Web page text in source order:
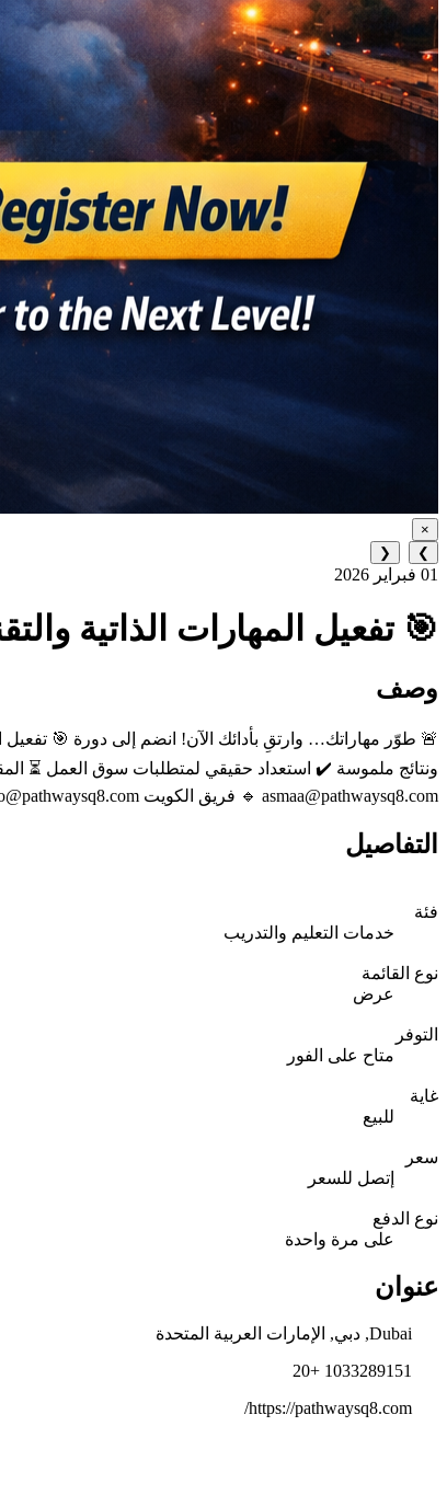
×
❯
❮
01 فبراير 2026
🎯 تفعيل المهارات الذاتية
وصف
🚨 طوّر مهاراتك… وارتقِ بأدائك الآن! انضم إلى دورة 🎯 تفعيل
asmaa@pathwaysq8.com 🔹 فريق الكويت 🇰🇼 📲 ‌+965 9222 3941⁩ 📩 info@pathwaysq8.com 🌐 زوروا موقعنا الإلكتروني: https://pathwaysq8.com/# ابدأ اليوم، واصنع الفرق في مسارك المهني.
التفاصيل
فئة
خدمات التعليم والتدريب
نوع القائمة
عرض
التوفر
متاح على الفور
غاية
للبيع
سعر
إتصل للسعر
نوع الدفع
على مرة واحدة
عنوان
1033289151 +20
https://pathwaysq8.com/